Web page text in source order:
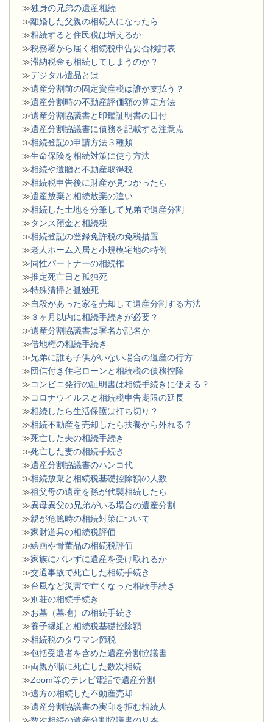
≫独身の兄弟の遺産相続
≫離婚した父親の相続人になったら
≫相続すると住民税は増えるか
≫税務署から届く相続税申告要否検討表
≫滞納税金も相続してしまうのか？
≫デジタル遺品とは
≫遺産分割前の固定資産税は誰が支払う？
≫遺産分割時の不動産評価額の算定方法
≫遺産分割協議書と印鑑証明書の日付
≫遺産分割協議書に債務を記載する注意点
≫相続登記の申請方法３種類
≫生命保険を相続対策に使う方法
≫相続や遺贈と不動産取得税
≫相続税申告後に財産が見つかったら
≫遺産放棄と相続放棄の違い
≫相続した土地を分筆して兄弟で遺産分割
≫タンス預金と相続税
≫相続登記の登録免許税の免税措置
≫老人ホーム入居と小規模宅地の特例
≫同性パートナーの相続権
≫推定死亡日と孤独死
≫特殊清掃と孤独死
≫自殺があった家を売却して遺産分割する方法
≫ ３ヶ月以内に相続手続きが必要？
≫遺産分割協議書は署名か記名か
≫借地権の相続手続き
≫ 兄弟に誰も子供がいない場合の遺産の行方
≫団信付き住宅ローンと相続税の債務控除
≫コンビニ発行の証明書は相続手続きに使える？
≫コロナウイルスと相続税申告期限の延長
≫相続したら生活保護は打ち切り？
≫相続不動産を売却したら扶養から外れる？
≫死亡した夫の相続手続き
≫死亡した妻の相続手続き
≫遺産分割協議書のハンコ代
≫相続放棄と相続税基礎控除額の人数
≫祖父母の遺産を孫が代襲相続したら
≫異母異父の兄弟がいる場合の遺産分割
≫親が危篤時の相続対策について
≫家財道具の相続税評価
≫絵画や骨董品の相続税評価
≫家族にバレずに遺産を受け取れるか
≫交通事故で死亡した相続手続き
≫台風など災害で亡くなった相続手続き
≫別荘の相続手続き
≫お墓（墓地）の相続手続き
≫養子縁組と相続税基礎控除額
≫相続税のタワマン節税
≫包括受遺者を含めた遺産分割協議書
≫両親が順に死亡した数次相続
≫Zoom等のテレビ電話で遺産分割
≫遠方の相続した不動産売却
≫遺産分割協議書の実印を拒む相続人
≫数次相続の遺産分割協議書の見本